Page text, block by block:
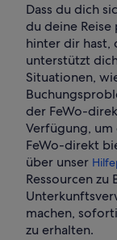
Dass du dich
du deine
hinter dir hast,
unterstützt
Situationen,
der FeWo-
Verfügung,
FeWo-direkt
über unser
Ressourcen zu
machen,
zu erhalten.